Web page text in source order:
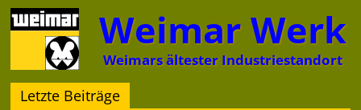
Zum
Inhalt
springen
Weimar Werk
Weimars ältester Industriestandort
Letzte Beiträge